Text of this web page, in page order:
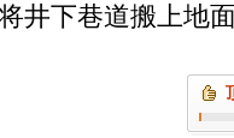
井下巷道搬上地